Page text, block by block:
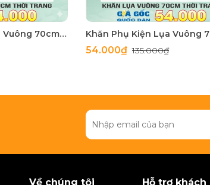
Khăn Phụ Kiện Lụa Vuông 70cm - Thế Giới Khăn Đẹp C1062_3
54.000₫135.000₫
Về chúng tôi Hỗ trợ khách